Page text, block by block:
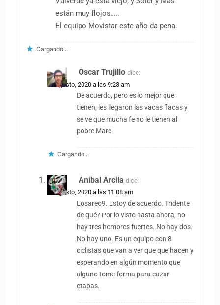
están muy flojos…..
El equipo Movistar este año da pena.
Cargando...
Oscar Trujillo dice:
26 agosto, 2020 a las 9:23 am
De acuerdo, pero es lo mejor que
tienen, les llegaron las vacas flacas y
se ve que mucha fe no le tienen al
pobre Marc.
Cargando...
Aníbal Arcila dice:
26 agosto, 2020 a las 11:08 am
Losareo9. Estoy de acuerdo. Tridente
de qué? Por lo visto hasta ahora, no
hay tres hombres fuertes. No hay dos.
No hay uno. Es un equipo con 8
ciclistas que van a ver que que hacen y
esperando en algún momento que
alguno tome forma para cazar
etapas.